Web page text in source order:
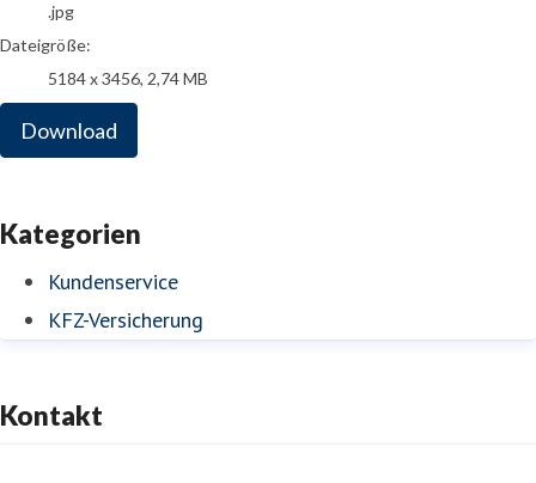
.jpg
Dateigröße:
5184 x 3456, 2,74 MB
Download
Kategorien
Kundenservice
KFZ-Versicherung
Kontakt